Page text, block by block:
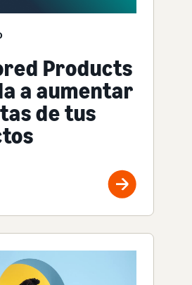
Products
a aumentar
de tus